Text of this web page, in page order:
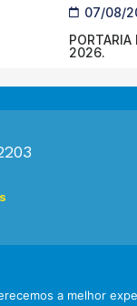
07/08/
2026.
de Touros. Todos os
a melhor